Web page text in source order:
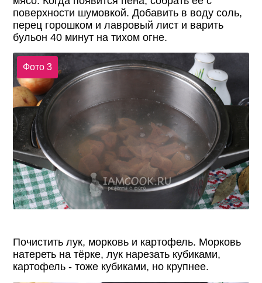
поверхности шумовкой. Добавить в воду соль,
перец горошком и лавровый лист и варить
бульон 40 минут на тихом огне.
Фото 3
Почистить лук, морковь и картофель. Морковь
натереть на тёрке, лук нарезать кубиками,
картофель - тоже кубиками, но крупнее.